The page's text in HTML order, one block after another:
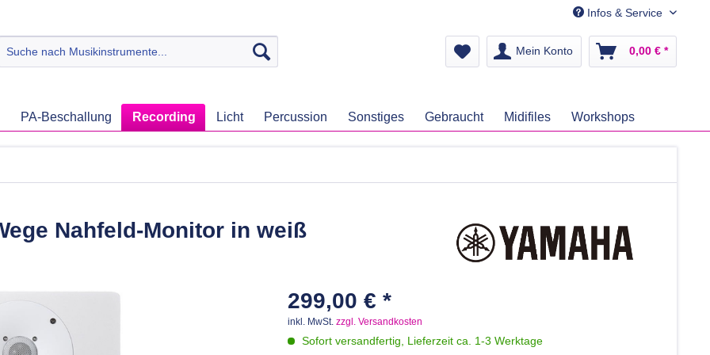
Infos & Service
Mein Konto 0,00 € *
PA-Beschallung Recording Licht Percussion Sonstiges Gebraucht Midifiles Workshops
Nahfeld-Monitor in weiß
299,00 € *
inkl. MwSt.zzgl. Versandkosten
Sofort versandfertig, Lieferzeit ca. 1-3 Werktage